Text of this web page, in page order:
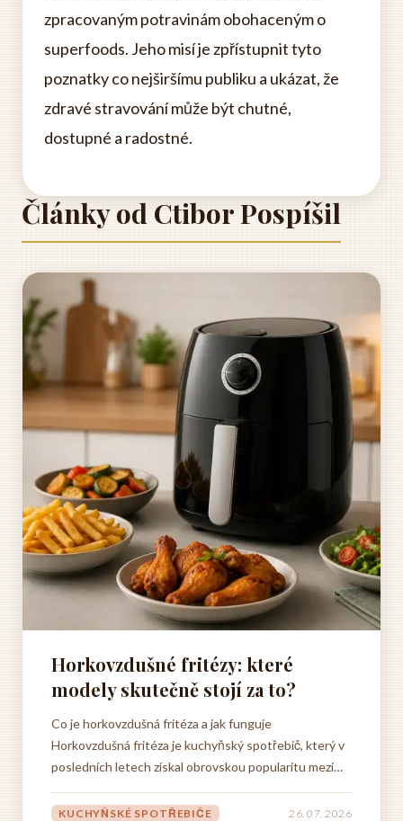
zpracovaným potravinám obohaceným o
superfoods. Jeho misí je zpřístupnit tyto
poznatky co nejširšímu publiku a ukázat, že
zdravé stravování může být chutné,
dostupné a radostné.
Články od Ctibor Pospíšil
Horkovzdušné fritézy: které
modely skutečně stojí za to?
Co je horkovzdušná fritéza a jak funguje
Horkovzdušná fritéza je kuchyňský spotřebič, který v
posledních letech získal obrovskou popularitu mezi
chuť svých oblíbených jídel. Základní princip fungování
KUCHYŇSKÉ SPOTŘEBIČE 26. 07. 2026